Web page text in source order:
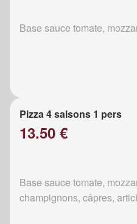
Base sauce tomate,
Pizza 4 saisons 1 pers
13.50 €
Base sauce tomate,
champignons, câpres,